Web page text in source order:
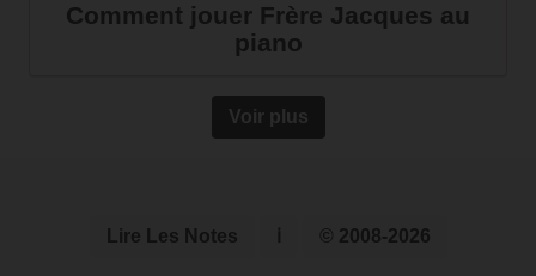
Comment jouer Frère Jacques au
piano
Voir plus
Lire Les Notes © 2008-2026